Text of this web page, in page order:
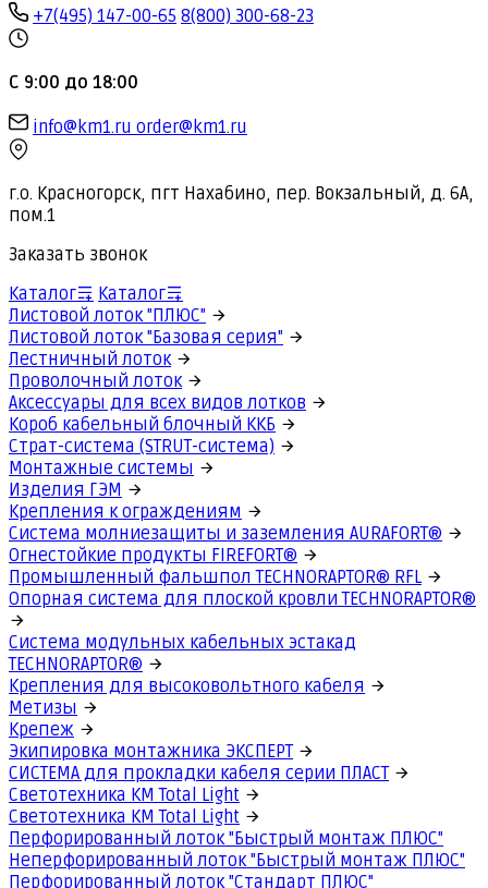
+7(495) 147-00-65 8(800) 300-68-23
С 9:00 до 18:00
info@km1.ru order@km1.ru
г.о. Красногорск, пгт Нахабино, пер. Вокзальный, д. 6А,
пом.1
Заказать звонок
Каталог
Каталог
Листовой лоток "ПЛЮС"
Листовой лоток "Базовая серия"
Лестничный лоток
Проволочный лоток
Аксессуары для всех видов лотков
Короб кабельный блочный ККБ
Страт-система (STRUT-система)
Монтажные системы
Изделия ГЭМ
Крепления к ограждениям
Система молниезащиты и заземления AURAFORT®
Огнестойкие продукты FIREFORT®
Промышленный фальшпол TECHNORAPTOR® RFL
Опорная система для плоской кровли TECHNORAPTOR®
Система модульных кабельных эстакад
TECHNORAPTOR®
Крепления для высоковольтного кабеля
Метизы
Крепеж
Экипировка монтажника ЭКСПЕРТ
СИСТЕМА для прокладки кабеля серии ПЛАСТ
Светотехника КМ Total Light
Светотехника КМ Total Light
Перфорированный лоток "Быстрый монтаж ПЛЮС"
Неперфорированный лоток "Быстрый монтаж ПЛЮС"
Перфорированный лоток "Стандарт ПЛЮС"